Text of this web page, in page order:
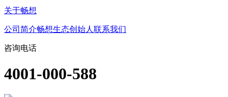
关于畅想
公司简介畅想生态创始人 联系我们
咨询电话
4001-000-588